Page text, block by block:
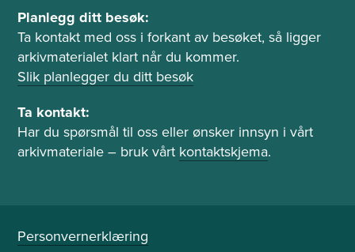
o
g
e
s
e
s
l
P
l
a
n
l
e
g
g
k
Planlegg ditt besøk:
Ta kontakt med oss i forkant av besøket, så ligger
arkivmaterialet klart når du kommer.
Slik planlegger du ditt besøk
Ta kontakt:
Har du spørsmål til oss eller ønsker innsyn i vårt
arkivmateriale – bruk vårt kontaktskjema.
Personvernerklæring